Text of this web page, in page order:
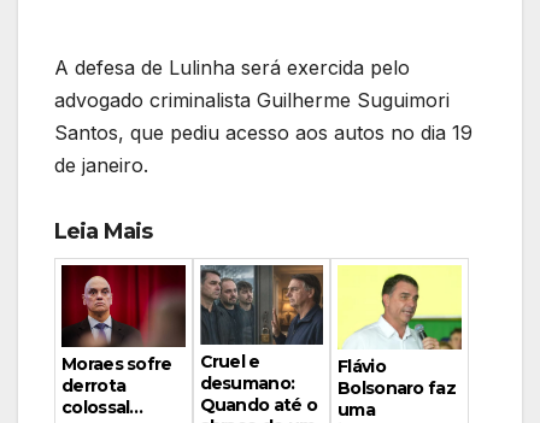
A defesa de Lulinha será exercida pelo
advogado criminalista Guilherme Suguimori
Santos, que pediu acesso aos autos no dia 19
de janeiro.
Leia Mais
Moraes sofre
derrota
colossal…
Cruel e
desumano:
Quando até o
Flávio
Bolsonaro faz
uma